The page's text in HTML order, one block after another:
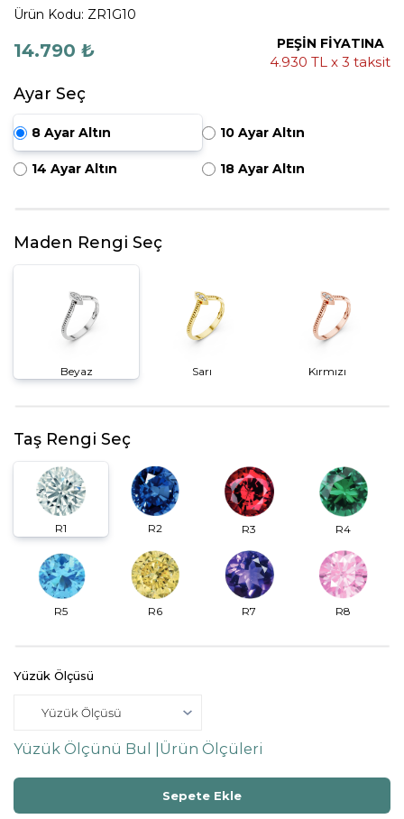
Ürün Kodu: ZR1G10
14.790 ₺ PEŞİN FİYATINA
4.930 TL x 3 taksit
Ayar Seç
8 Ayar Altın 10 Ayar Altın
14 Ayar Altın 18 Ayar Altın
Maden Rengi Seç
Beyaz Sarı Kırmızı
Taş Rengi Seç
R1 R2 R3 R4
R5 R6 R7 R8
Yüzük Ölçüsü
Yüzük Ölçünü Bul | Ürün Ölçüleri